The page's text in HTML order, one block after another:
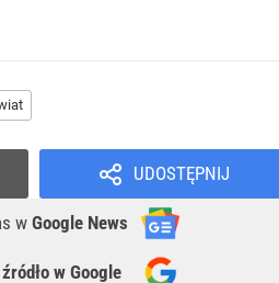
UDOSTĘPNIJ
w Google News
źródło w Google